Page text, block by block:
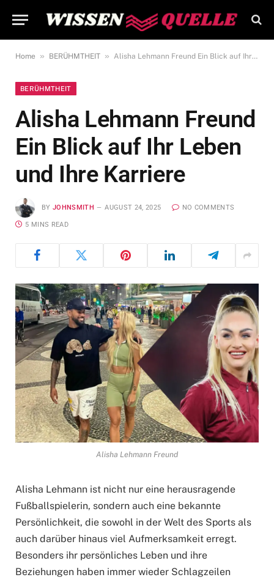
Home » BERÜHMTHEIT » Alisha Lehmann Freund Ein Blick auf Ihr Leben und Ihre Karriere
BERÜHMTHEIT
Alisha Lehmann Freund
Ein Blick auf Ihr Leben
und Ihre Karriere
BY JOHNSMITH AUGUST 24, 2025 NO COMMENTS
5 MINS READ
Alisha Lehmann Freund
Alisha Lehmann ist nicht nur eine herausragende
Fußballspielerin, sondern auch eine bekannte
Persönlichkeit, die sowohl in der Welt des Sports als
auch darüber hinaus viel Aufmerksamkeit erregt.
Besonders ihr persönliches Leben und ihre
Beziehungen haben immer wieder Schlagzeilen